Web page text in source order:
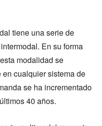
tiene una serie de
En su forma
modalidad se
cualquier sistema de
se ha incrementado
40 años.